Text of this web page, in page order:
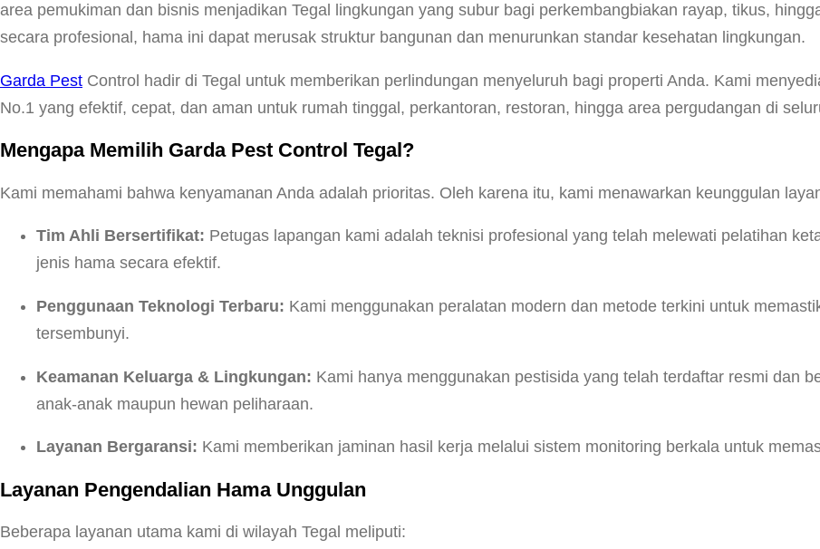
area pemukiman dan bisnis menjadikan Tegal lingkungan yang subur bagi perkembangbiakan rayap, tikus,
secara profesional, hama ini dapat merusak struktur bangunan dan menurunkan standar kesehatan lingkungan.
Garda Pest Control hadir di Tegal untuk memberikan perlindungan menyeluruh bagi properti Anda. Kami
No.1 yang efektif, cepat, dan aman untuk rumah tinggal, perkantoran, restoran, hingga area pergudangan di
Mengapa Memilih Garda Pest Control Tegal?
Kami memahami bahwa kenyamanan Anda adalah prioritas. Oleh karena itu, kami menawarkan keunggulan
Tim Ahli Bersertifikat: Petugas lapangan kami adalah teknisi profesional yang telah melewati pelatihan
jenis hama secara efektif.
Penggunaan Teknologi Terbaru: Kami menggunakan peralatan modern dan metode terkini untuk
tersembunyi.
Keamanan Keluarga & Lingkungan: Kami hanya menggunakan pestisida yang telah terdaftar resmi dan
anak-anak maupun hewan peliharaan.
Layanan Bergaransi: Kami memberikan jaminan hasil kerja melalui sistem monitoring berkala untuk
Layanan Pengendalian Hama Unggulan
Beberapa layanan utama kami di wilayah Tegal meliputi: